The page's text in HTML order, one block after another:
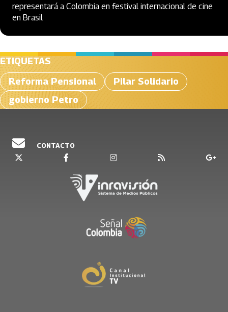
representará a Colombia en festival internacional de cine
en Brasil
ETIQUETAS
Reforma Pensional
Pilar Solidario
gobierno Petro
CONTACTO